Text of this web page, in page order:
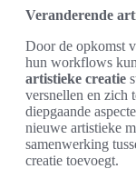
Veranderende
Door de opkomst
hun workflows
artistieke creatie
versnellen en zich
diepgaande
nieuwe artistieke
samenwerking
creatie toevoegt.